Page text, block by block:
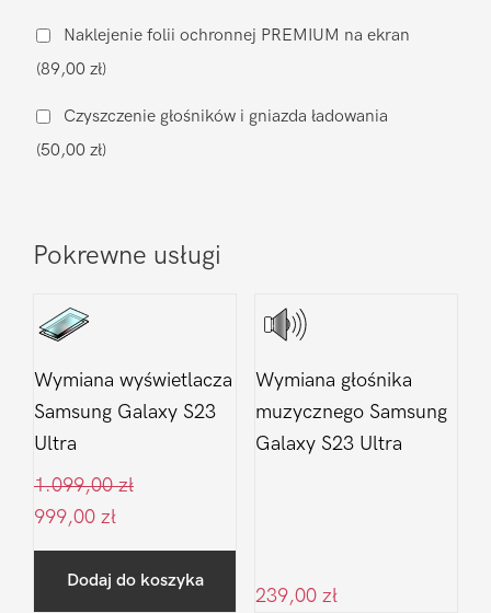
Samsung
Galaxy
S23
Ultra
Naklejenie folii ochronnej PREMIUM na ekran
(89,00 zł)
Czyszczenie głośników i gniazda ładowania
(50,00 zł)
Pokrewne usługi
Wymiana wyświetlacza
Samsung Galaxy S23
Ultra
1.099,00zł
999,00 zł
Dodaj do koszyka
Wymiana głośnika
muzycznego Samsung
Galaxy S23 Ultra
239,00 zł